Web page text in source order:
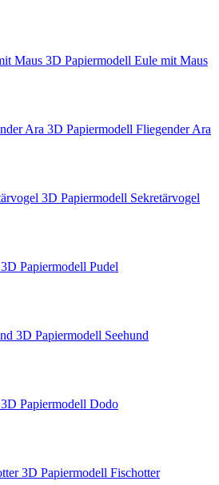
3D Papiermodell Eule mit Maus
3D Papiermodell Fliegender Ara
3D Papiermodell Sekretärvogel
3D Papiermodell Pudel
3D Papiermodell Seehund
3D Papiermodell Dodo
3D Papiermodell Fischotter